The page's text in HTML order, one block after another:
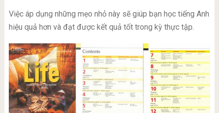
Việc áp dụng những mẹo nhỏ này sẽ giúp bạn học tiếng Anh
hiệu quả hơn và đạt được kết quả tốt trong kỳ thực tập.